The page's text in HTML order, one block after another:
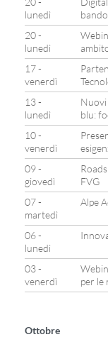
lunedì
bando
20 -
lunedì
17 -
venerdì
13 -
lunedì
Nuovi
blu:
10 -
venerdì
09 -
giovedì
FVG
07 -
martedì
Alpe
06 -
lunedì
03 -
venerdì
per le
Ottobre